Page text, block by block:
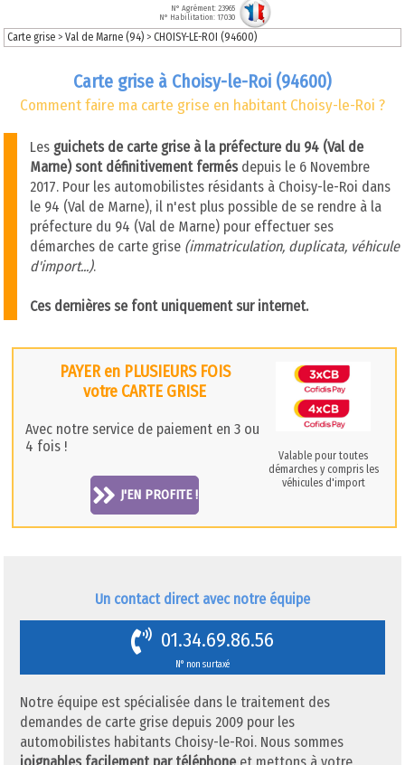
N° Agrément: 23965
N° Habilitation: 17030
Carte grise >Val de Marne (94)>CHOISY-LE-ROI (94600)
Carte grise à Choisy-le-Roi (94600)
Comment faire ma carte grise en habitant Choisy-le-Roi ?
Les guichets de carte grise à la préfecture du 94 (Val de
Marne) sont définitivement fermésdepuis le 6 Novembre
2017. Pour les automobilistes résidants à Choisy-le-Roi dans
le 94 (Val de Marne), il n'est plus possible de se rendre à la
préfecture du 94 (Val de Marne) pour effectuer ses
démarches de carte grise (immatriculation, duplicata, véhicule
d'import...).
Ces dernières se font uniquement sur internet.
PAYER en PLUSIEURS FOIS
votre CARTE GRISE
Avec notre service de paiement en 3 ou
4 fois !
J'EN PROFITE !
Valable pour toutes
démarches y compris les
véhicules d'import
Un contact direct avec notre équipe
01.34.69.86.56
N° non surtaxé
Notre équipe est spécialisée dans le traitement des
demandes de carte grise depuis 2009 pour les
automobilistes habitants Choisy-le-Roi. Nous sommes